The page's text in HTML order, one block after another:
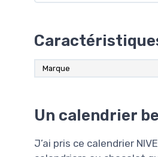
Marque
Un calendrier
J’ai pris ce calendrier